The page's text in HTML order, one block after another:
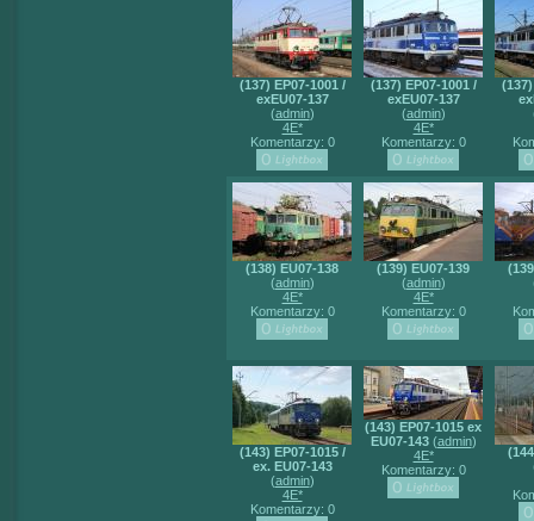
(137) EP07-1001 /
exEU07-137
(admin)
4E*
Komentarzy: 0
(137) EP07-1001 /
exEU07-137
(admin)
4E*
Komentarzy: 0
(138) EU07-138
(admin)
4E*
Komentarzy: 0
(139) EU07-139
(admin)
4E*
Komentarzy: 0
(143) EP07-1015 /
ex. EU07-143
(admin)
4E*
Komentarzy: 0
(143) EP07-1015 ex
EU07-143(admin)
4E*
Komentarzy: 0